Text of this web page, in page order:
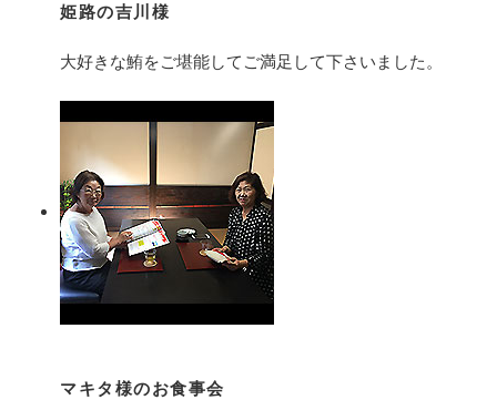
姫路の吉川様
大好きな鮪をご堪能してご満足して下さいました。
マキタ様のお食事会